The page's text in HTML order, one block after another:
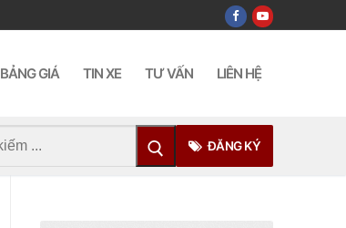
BẢNG GIÁ TIN XE TƯ VẤN LIÊN HỆ
ĐĂNG KÝ